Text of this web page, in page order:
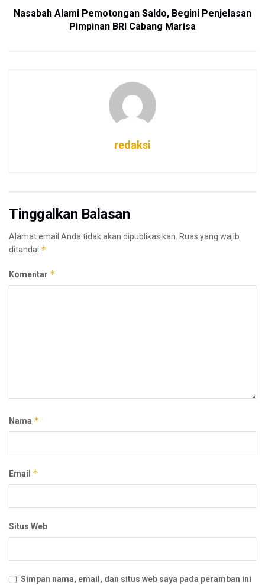
Nasabah Alami Pemotongan Saldo, Begini Penjelasan
Pimpinan BRI Cabang Marisa
redaksi
Tinggalkan Balasan
Alamat email Anda tidak akan dipublikasikan. Ruas yang wajib
ditandai *
Komentar *
Nama *
Email *
Situs Web
Simpan nama, email, dan situs web saya pada peramban ini